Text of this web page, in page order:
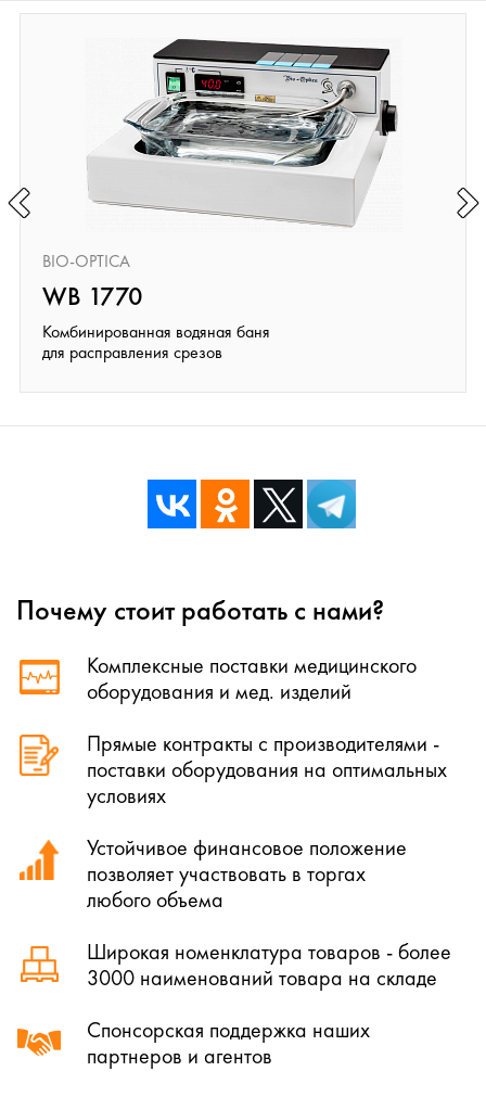
BIO-OPTICA
WB 1770
Комбинированная водяная баня
для расправления срезов
Почему стоит работать с нами?
Комплексные поставки медицинского
оборудования и мед. изделий
Прямые контракты с производителями -
поставки оборудования на оптимальных
условиях
Устойчивое финансовое положение
позволяет участвовать в торгах
любого объема
Широкая номенклатура товаров - более
3000 наименований товара на складе
Спонсорская поддержка наших
партнеров и агентов